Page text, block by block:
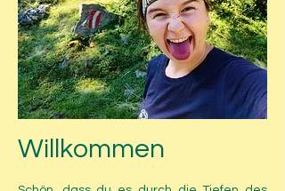
Willkommen